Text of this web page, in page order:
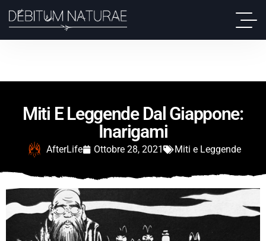
Miti E Leggende Dal Giappone:
Inarigami
AfterLife Ottobre 28, 2021 Miti e Leggende